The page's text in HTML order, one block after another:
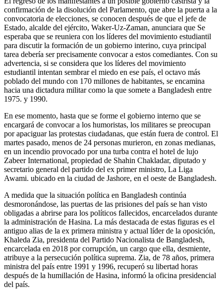
confirmación de la disolución del Parlamento, que abre la puerta a la
convocatoria de elecciones, se conocen después de que el jefe de
Estado, alcalde del ejército, Waker-Uz-Zaman, anunciara que Se
esperaba que se reuniera con los líderes del movimiento estudiantil
para discutir la formación de un gobierno interino, cuya principal
tarea debería ser precisamente convocar a estos comediantes. Con su
advertencia, si se considera que los líderes del movimiento
estudiantil intentan sembrar el miedo en ese país, el octavo más
poblado del mundo con 170 millones de habitantes, se encamina
hacia una dictadura militar como la que somete a Bangladesh entre
1975. y 1990.
En ese momento, hasta que se forme el gobierno interno que se
encargará de convocar a los humoristas, los militares se preocupan
por apaciguar las protestas ciudadanas, que están fuera de control. El
martes pasado, menos de 24 personas murieron, en zonas medianas,
en un incendio provocado por una turba contra el hotel de lujo
Zabeer International, propiedad de Shahin Chakladar, diputado y
secretario general del partido del ex primer ministro, La Liga
Awami. ubicado en la ciudad de Jashore, en el oeste de Bangladesh.
A medida que la situación política en Bangladesh continúa
desmoronándose, las puertas de las prisiones del país se han visto
obligadas a abrirse para los políticos fallecidos, encarcelados durante
la administración de Hasina. La más destacada de estas figuras es el
antiguo alias de la ex primera ministra y actual líder de la oposición,
Khaleda Zia, presidenta del Partido Nacionalista de Bangladesh,
encarcelada en 2018 por corrupción, un cargo que ella, desmiente,
atribuye a la persecución política suprema. Zia, de 78 años, primera
ministra del país entre 1991 y 1996, recuperó su libertad horas
después de la humillación de Hasina, informó la oficina presidencial
del país.